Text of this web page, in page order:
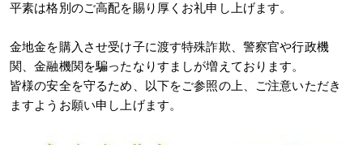
平素は格別のご高配を賜り厚くお礼申し上げます。
金地金を購入させ受け子に渡す特殊詐欺、警察官や行政機
関、金融機関を騙ったなりすましが増えております。
皆様の安全を守るため、以下をご参照の上、ご注意いただき
ますようお願い申し上げます。